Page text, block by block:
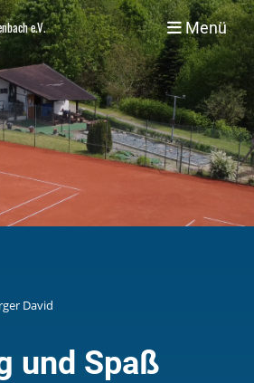
e.V. Menü
David
und Spaß